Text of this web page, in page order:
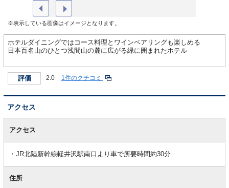
※表示している画像はイメージとなります。
ホテルダイニングではコース料理とワインペアリングも楽しめる
日本百名山のひとつ浅間山の麓に広がる緑に囲まれたホテル
評価 2.0 1件のクチコミ
アクセス
アクセス
JR北陸新幹線軽井沢駅南口より車で所要時間約30分
住所